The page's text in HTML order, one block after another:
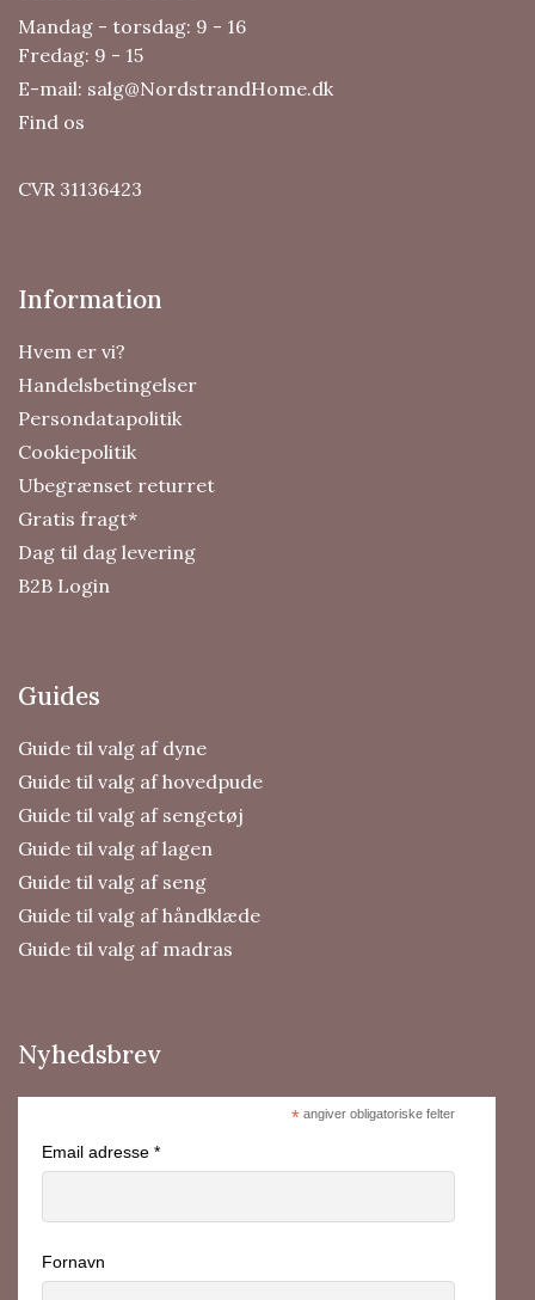
Mandag - torsdag: 9 - 16
Fredag: 9 - 15
E-mail: salg@NordstrandHome.dk
Find os
CVR 31136423
Information
Hvem er vi?
Handelsbetingelser
Persondatapolitik
Cookiepolitik
Ubegrænset returret
Gratis fragt*
Dag til dag levering
B2B Login
Guides
Guide til valg af dyne
Guide til valg af hovedpude
Guide til valg af sengetøj
Guide til valg af lagen
Guide til valg af seng
Guide til valg af håndklæde
Guide til valg af madras
Nyhedsbrev
*angiver obligatoriske felter
Email adresse *
Fornavn